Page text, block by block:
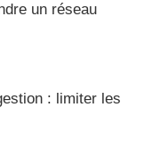
un réseau
: limiter les